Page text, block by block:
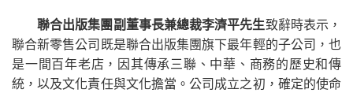
聯合出版集團副董事長兼總裁李濟平先生致辭時表示，
聯合新零售公司既是聯合出版集團旗下最年輕的子公司，也
是一間百年老店，因其傳承三聯、中華、商務的歷史和傳
統，以及文化責任與文化擔當。公司成立之初，確定的使命